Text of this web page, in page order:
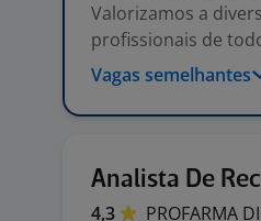
Valorizamos a
profissionais de
Vagas semelhantes
Analista De
4,3
PROFARMA